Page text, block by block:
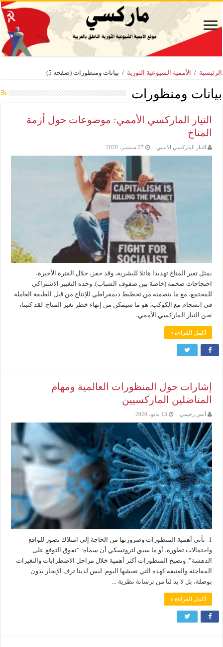
الرئيسية / الأممية الشيوعية الثورية / بيانات ومنظورات(صفحه 5)
بيانات ومنظورات
التيار الماركسي الأممي: موضوعات حول أزمة
المناخ
التيار الماركسي الأممي 27 سبتمبر، 2020
يمثل تغير المناخ تهديدا هائلا للبشرية، وقد حفز، خلال الفترة الأخيرة،
احتجاجات ضخمة (خاصة بين صفوف الشباب). وحده التغيير الاشتراكي
للمجتمع، مع ما يتضمنه من تخطيط ديمقراطي للإنتاج من قبل الطبقة العاملة
في انسجام مع الكوكب، هو ما سيمكن من إنهاء خطر تغير المناخ. لقد كتبنا،
نحن التيار الماركسي الأممي، ...
أكمل القراءة »
إشارات حول المنظورات العالمية ومهام
المناضلين الماركسيين
أنس رحيمي 13 مايو، 2020
1- تأتي أهمية المنظورات وضرورتها من الحاجة إلى امتلاك تصور للواقع
واحتمالات تطوره، أو ما سبق لتروتسكي أن سماه: “تفوق التوقع على
الدهشة”. وتصبح المنظورات أكثر أهمية خلال مراحل الاضطرابات والتغيرات
المفاجئة والعنيفة كهذه التي نعيشها اليوم. ليس لدينا ترف الإبحار بدون
بوصلة، بل لا بد لنا من ترسانة نظرية ...
أكمل القراءة »